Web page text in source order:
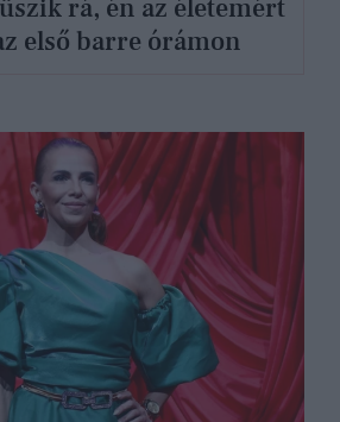
rá, én az életemért
első barre órámon